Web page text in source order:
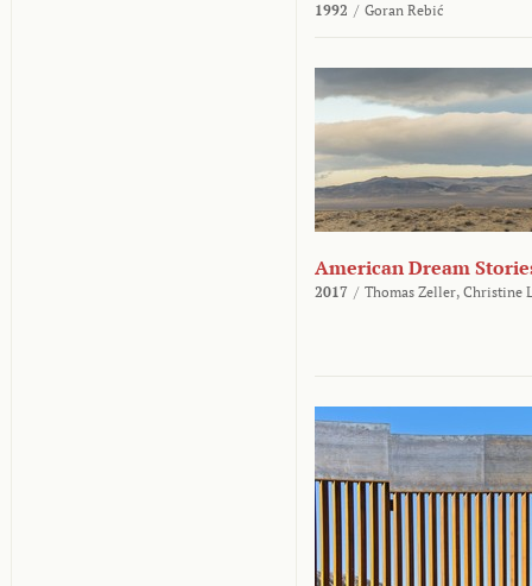
1992 / Goran Rebić
American Dream
2017 / Thomas Zeller, Christine